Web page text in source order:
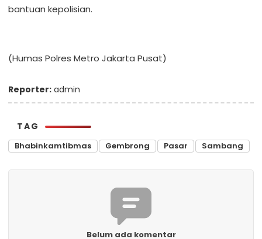
bantuan kepolisian.
(Humas Polres Metro Jakarta Pusat)
Reporter: admin
TAG
Bhabinkamtibmas Gembrong Pasar Sambang
Belum ada komentar